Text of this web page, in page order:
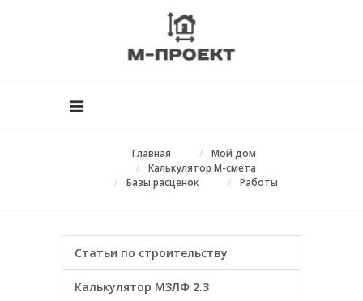
Главная
Мой дом
Калькулятор М-смета
Базы расценок
Работы
Статьи по строительству
Калькулятор МЗЛФ 2.3